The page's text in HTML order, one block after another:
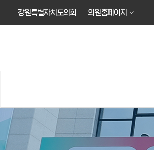
강원특별자치도의회 의원홈페이지